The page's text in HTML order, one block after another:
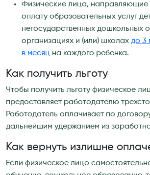
Физические лица, направляющие
оплату образовательных услуг
негосударственных дошкольных
организациях и (или) школах до 3
в месяц на каждого ребенка.
Как получить льготу
Чтобы получить льготу физическое
предоставляет работодателю
Работодатель оплачивает по
дальнейшим удержанием из
Как вернуть излишне
Если физическое лицо